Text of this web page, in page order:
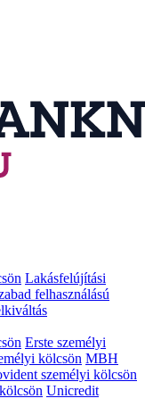
Lakásfelújítási
felhasználású
Erste személyi
kölcsön MBH
személyi kölcsön
Unicredit